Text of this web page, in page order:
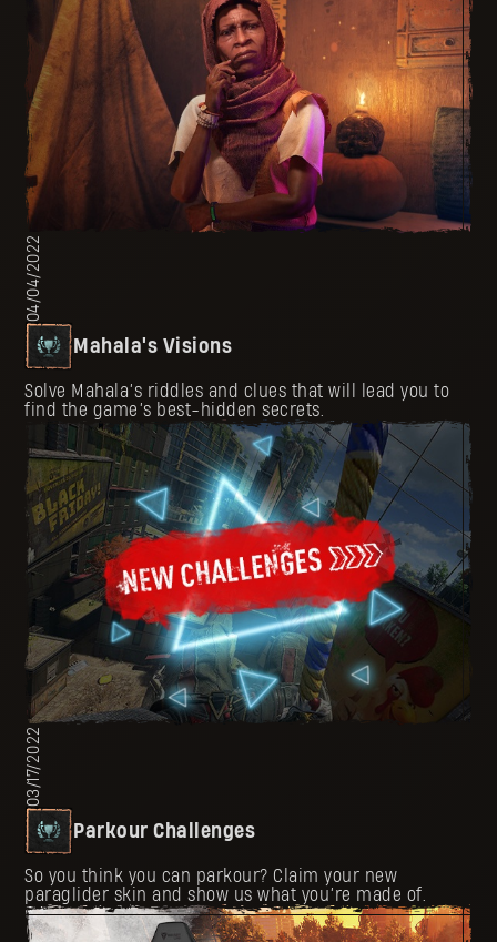
04/04/2022
Mahala's Visions
Solve Mahala’s riddles and clues that will lead you to
find the game’s best-hidden secrets.
03/17/2022
Parkour Challenges
So you think you can parkour? Claim your new
paraglider skin and show us what you’re made of.